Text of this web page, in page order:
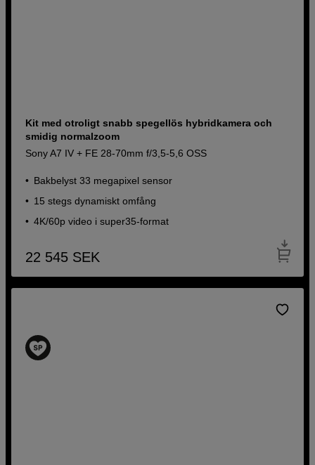
Kit med otroligt snabb spegellös hybridkamera och
smidig normalzoom
Sony A7 IV + FE 28-70mm f/3,5-5,6 OSS
Bakbelyst 33 megapixel sensor
15 stegs dynamiskt omfång
4K/60p video i super35-format
22 545 SEK